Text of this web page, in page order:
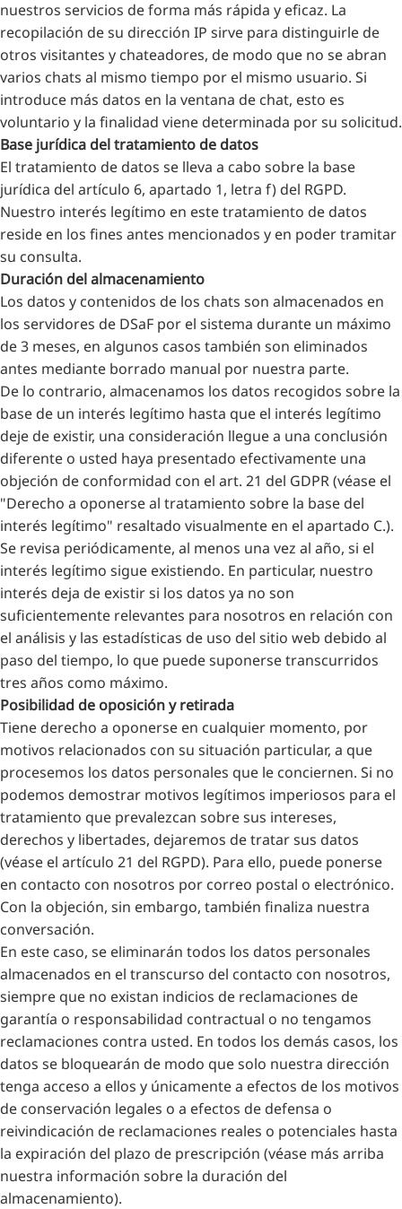
nuestros servicios de forma más rápida y eficaz. La
recopilación de su dirección IP sirve para distinguirle de
otros visitantes y chateadores, de modo que no se abran
varios chats al mismo tiempo por el mismo usuario. Si
introduce más datos en la ventana de chat, esto es
voluntario y la finalidad viene determinada por su solicitud.
Base jurídica del tratamiento de datos
El tratamiento de datos se lleva a cabo sobre la base
jurídica del artículo 6, apartado 1, letra f) del RGPD.
Nuestro interés legítimo en este tratamiento de datos
reside en los fines antes mencionados y en poder tramitar
su consulta.
Duración del almacenamiento
Los datos y contenidos de los chats son almacenados en
los servidores de DSaF por el sistema durante un máximo
de 3 meses, en algunos casos también son eliminados
antes mediante borrado manual por nuestra parte.
De lo contrario, almacenamos los datos recogidos sobre la
base de un interés legítimo hasta que el interés legítimo
deje de existir, una consideración llegue a una conclusión
diferente o usted haya presentado efectivamente una
objeción de conformidad con el art. 21 del GDPR (véase el
"Derecho a oponerse al tratamiento sobre la base del
interés legítimo" resaltado visualmente en el apartado C.).
Se revisa periódicamente, al menos una vez al año, si el
interés legítimo sigue existiendo. En particular, nuestro
interés deja de existir si los datos ya no son
suficientemente relevantes para nosotros en relación con
el análisis y las estadísticas de uso del sitio web debido al
paso del tiempo, lo que puede suponerse transcurridos
tres años como máximo.
Posibilidad de oposición y retirada
Tiene derecho a oponerse en cualquier momento, por
motivos relacionados con su situación particular, a que
procesemos los datos personales que le conciernen. Si no
podemos demostrar motivos legítimos imperiosos para el
tratamiento que prevalezcan sobre sus intereses,
derechos y libertades, dejaremos de tratar sus datos
(véase el artículo 21 del RGPD). Para ello, puede ponerse
en contacto con nosotros por correo postal o electrónico.
Con la objeción, sin embargo, también finaliza nuestra
conversación.
En este caso, se eliminarán todos los datos personales
almacenados en el transcurso del contacto con nosotros,
siempre que no existan indicios de reclamaciones de
garantía o responsabilidad contractual o no tengamos
reclamaciones contra usted. En todos los demás casos, los
datos se bloquearán de modo que solo nuestra dirección
tenga acceso a ellos y únicamente a efectos de los motivos
de conservación legales o a efectos de defensa o
reivindicación de reclamaciones reales o potenciales hasta
la expiración del plazo de prescripción (véase más arriba
nuestra información sobre la duración del
almacenamiento).